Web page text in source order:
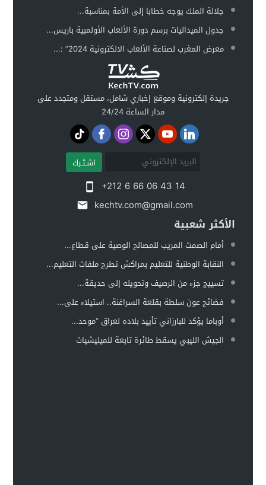
جلالة الملك يوجه خطابا إلى الأمة بمناسبة...
جدول الميداليات برسم دورة الألعاب الأولمبية باريس...
معرض المغرب لصناعة الألعاب الالكترونية 2024” :...
جريدة إلكترونية وموقع إخباري شامل، مستقل ومتجدد على
مدار الساعة 24/24
اشـتـرك
+212 6 66 06 43 14
kechtv.com@gmail.com
الأكثر شعبية
أمام الصمت المريب للمصالح الوصية على قطاع...
النقابة الوطنية للتعليم بمراكش تطرح ملفات التعليم...
تسييج جزء من الرصيف وتحويله إلى حديقة...
فضائح عون سلطة بقلعة السراغنة.. استيلاء على...
أوباما يؤكد للبارزاني تأييد بلاده لعراق “موحد...
الجيش الليبي يسقط طائرة تابعة للميليشيات